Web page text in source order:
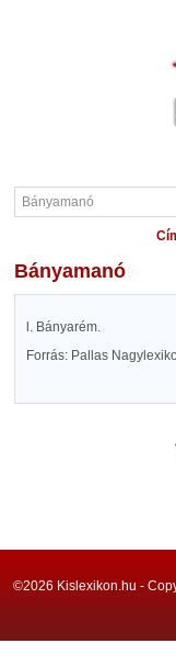
Bányamanó
l. Bányarém.
Forrás: Pallas
©2026 Kislexikon.hu -